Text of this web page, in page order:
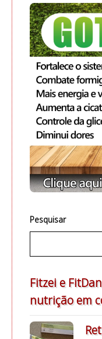
Pesquisar
Fitzei e
nutrição em